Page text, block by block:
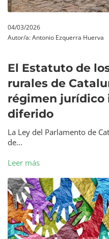
04/03/2026
Autor/a:Antonio Ezquerra Huerva
El Estatuto de
rurales de
régimen jurídico
diferido
La Ley del Parlamento de
de...
Leer más